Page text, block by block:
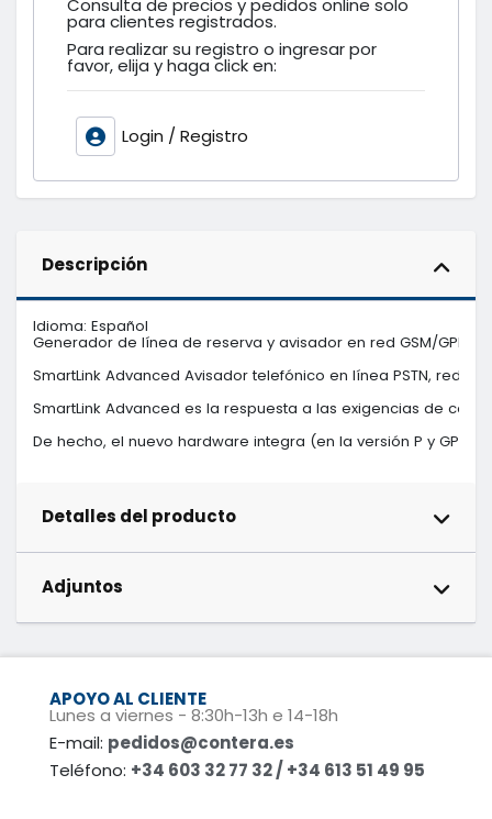
Consulta de precios y pedidos online solo
para clientes registrados.
Para realizar su registro o ingresar por
favor, elija y haga click en:
Login / Registro
Descripción
Idioma: Español
Generador de línea de reserva y avisador en red GSM/GPRS y
SmartLink Advanced Avisador telefónico en línea PSTN, red
SmartLink Advanced es la respuesta a las exigencias de
De hecho, el nuevo hardware integra (en la versión P y GP)
Detalles del producto
Adjuntos
APOYO AL CLIENTE
Lunes a viernes - 8:30h-13h e 14-18h
E-mail: pedidos@contera.es
Teléfono: +34 603 32 77 32 / +34 613 51 49 95